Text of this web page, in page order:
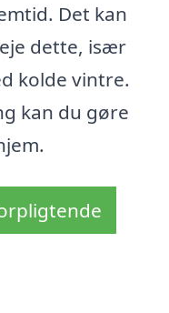
Det kan
dette, især
kolde vintre.
kan du gøre